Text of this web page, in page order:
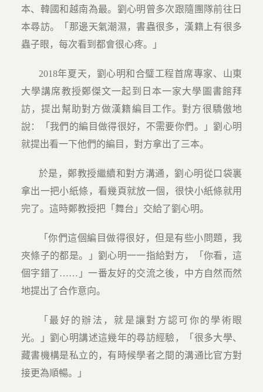
本、韓國和越南為最。劉心明曾多次跟隨團隊前往日
本尋訪。「那邊天氣潮濕，書蟲很多，漢籍上有很多
蟲子眼，每次看到都會很心疼。」
2018年夏天，劉心明和合璧工程首席專家、山東
大學講席教授鄭傑文一起到日本一家大學圖書館拜
訪，提出幫助對方做漢籍編目工作。對方很驕傲地
說：「我們的編目做得很好，不需要你們。」劉心明
就提出看一下他們的編目，對方拿出了三本。
於是，鄭教授繼續和對方溝通，劉心明從口袋裏
拿出一把小紙條，看幾頁就放一個，很快小紙條就用
完了。這時鄭教授把「舞台」交給了劉心明。
「你們這個編目做得很好，但是有些小問題，我
夾條子的都是。」劉心明一一指給對方，「你看，這
個字錯了……」一番友好的交流之後，中方自然而然
地提出了合作意向。
「最好的辦法，就是讓對方認可你的學術眼
光。」劉心明講述這幾年的尋訪經驗，「很多大學、
藏書機構是私立的，有時候學者之間的溝通比官方對
接更為順暢。」